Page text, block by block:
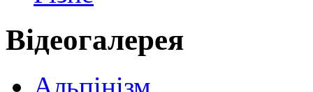
Відеогалерея
Альпінізм